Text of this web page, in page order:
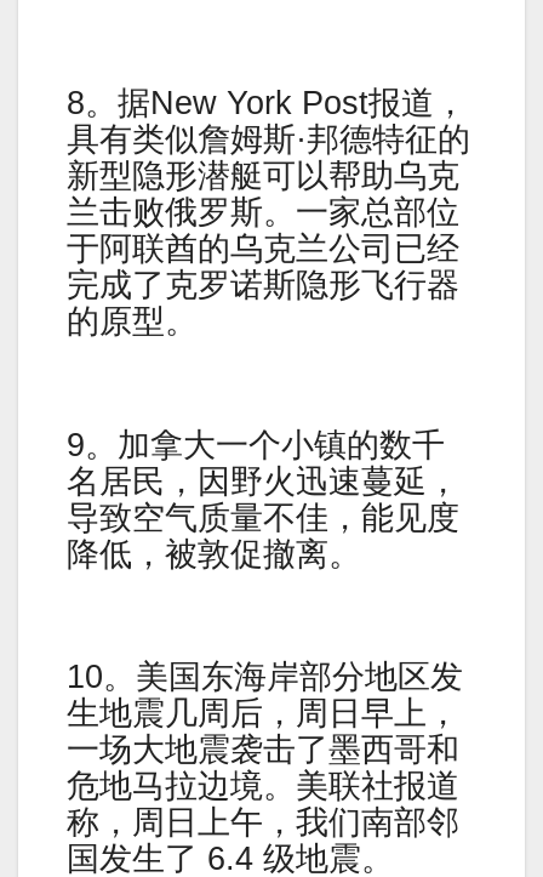
8。据New York Post报道，
具有类似詹姆斯·邦德特征的
新型隐形潜艇可以帮助乌克
兰击败俄罗斯。一家总部位
于阿联酋的乌克兰公司已经
完成了克罗诺斯隐形飞行器
的原型。
9。加拿大一个小镇的数千
名居民，因野火迅速蔓延，
导致空气质量不佳，能见度
降低，被敦促撤离。
10。美国东海岸部分地区发
生地震几周后，周日早上，
一场大地震袭击了墨西哥和
危地马拉边境。美联社报道
称，周日上午，我们南部邻
国发生了 6.4 级地震。